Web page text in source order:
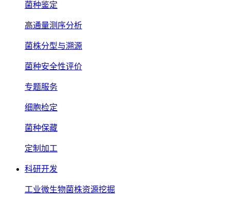
菌种鉴定
高通量测序分析
菌株分型与溯源
菌种安全性评价
专题服务
细胞检定
菌种保藏
定制加工
科研开发
工业微生物菌株资源挖掘